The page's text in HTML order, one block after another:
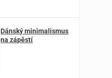
Dánský minimalismus
na zápěstí